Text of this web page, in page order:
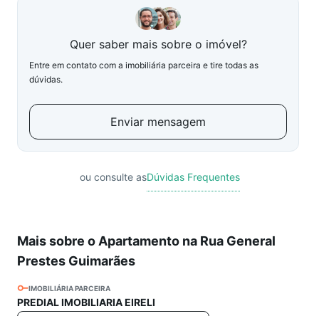
Quer saber mais sobre o imóvel?
Entre em contato com a imobiliária parceira e tire todas as
dúvidas.
Enviar mensagem
ou consulte asDúvidas Frequentes
Mais sobre o Apartamento na Rua General
Prestes Guimarães
IMOBILIÁRIA PARCEIRA
PREDIAL IMOBILIARIA EIRELI